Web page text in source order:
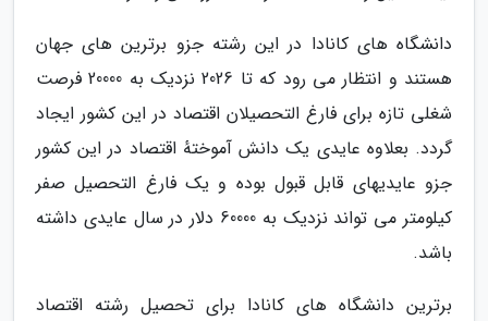
دانشگاه های کانادا در این رشته جزو برترین های جهان
هستند و انتظار می رود که تا 2026 نزدیک به 20000 فرصت
شغلی تازه برای فارغ التحصیلان اقتصاد در این کشور ایجاد
گردد. بعلاوه عایدی یک دانش آموختهٔ اقتصاد در این کشور
جزو عایدیهای قابل قبول بوده و یک فارغ التحصیل صفر
کیلومتر می تواند نزدیک به 60000 دلار در سال عایدی داشته
باشد.
برترین دانشگاه های کانادا برای تحصیل رشته اقتصاد